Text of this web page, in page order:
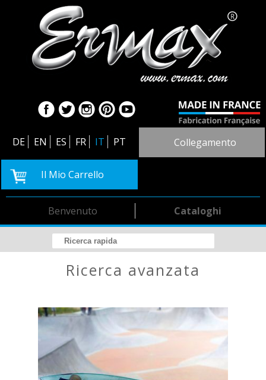
DE EN ES FR IT PT Collegamento
Il Mio Carrello
Cataloghi
Benvenuto
ricerca avanzata